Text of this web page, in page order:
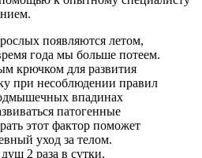
появляются летом,
года мы больше потеем.
крючком для развития
при несоблюдении правил
впадинах
патогенные
этот фактор поможет
уход за телом.
2 раза в сутки.